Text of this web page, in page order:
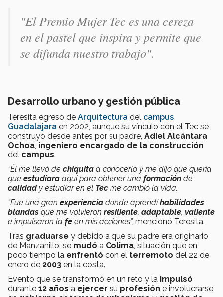
"El Premio Mujer Tec es una cereza
en el pastel que inspira y permite que
se difunda nuestro trabajo".
Desarrollo urbano y gestión pública
Teresita egresó de Arquitectura del campus
Guadalajara en 2002, aunque su vínculo con el Tec se
construyó desde antes por su padre, Adiel Alcántara
Ochoa ingeniero encargado de la construcción
del campus.
“Él me llevó de chiquita a conocerlo y me dijo que quería
que estudiara aquí para obtener una formación de
calidad y estudiar en el Tec me cambió la vida.
“Fue una gran experiencia donde aprendíhabilidades
blandas que me volvieron resiliente adaptable valiente
e impulsaron la fe en mis acciones”, mencionó Teresita.
Tras graduarse y debido a que su padre era originario
de Manzanillo, se mudó a Colima , situación que en
poco tiempo la enfrentó con el terremoto del 22 de
enero de 2003 en la costa.
Evento que se transformó en un reto y la impulsó
durante 12 años a ejercer su profesión e involucrarse